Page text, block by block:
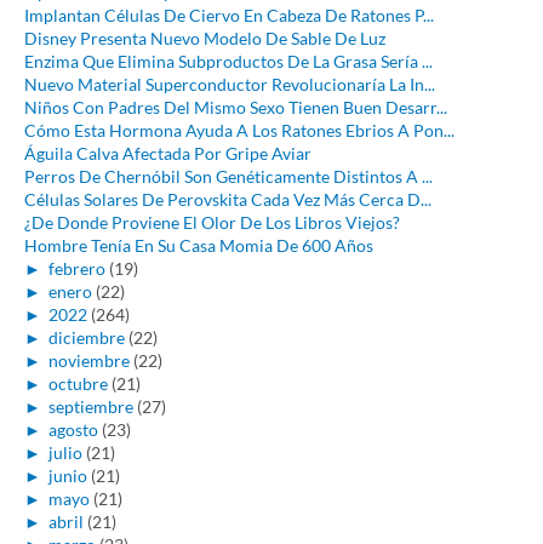
Implantan Células De Ciervo En Cabeza De Ratones P...
Disney Presenta Nuevo Modelo De Sable De Luz
Enzima Que Elimina Subproductos De La Grasa Sería ...
Nuevo Material Superconductor Revolucionaría La In...
Niños Con Padres Del Mismo Sexo Tienen Buen Desarr...
Cómo Esta Hormona Ayuda A Los Ratones Ebrios A Pon...
Águila Calva Afectada Por Gripe Aviar
Perros De Chernóbil Son Genéticamente Distintos A ...
Células Solares De Perovskita Cada Vez Más Cerca D...
¿De Donde Proviene El Olor De Los Libros Viejos?
Hombre Tenía En Su Casa Momia De 600 Años
► febrero (19)
► enero (22)
► 2022 (264)
► diciembre (22)
► noviembre (22)
► octubre (21)
► septiembre (27)
► agosto (23)
► julio (21)
► junio (21)
► mayo (21)
► abril (21)